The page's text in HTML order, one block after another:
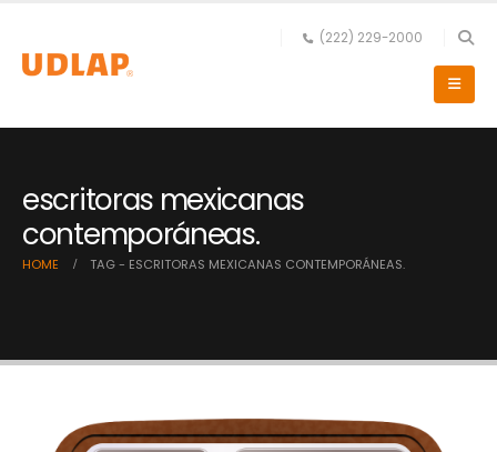
(222) 229-2000
escritoras mexicanas
contemporáneas.
HOME TAG - ESCRITORAS MEXICANAS CONTEMPORÁNEAS.